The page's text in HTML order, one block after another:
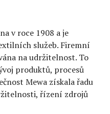
v roce 1908 a je
služeb. Firemní
na udržitelnost. To
produktů, procesů
Mewa získala řadu
řízení zdrojů